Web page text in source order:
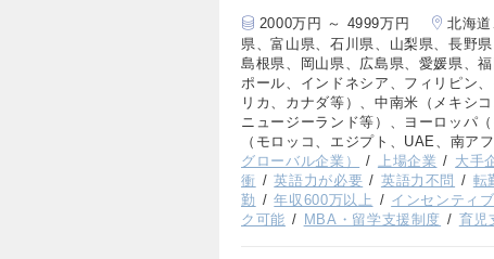
2000万円 ～ 4999万円
北海
県、富山県、石川県、山梨県、長野
島根県、岡山県、広島県、愛媛県、
ポール、インドネシア、フィリピン
リカ、カナダ等）、中南米（メキシ
ニュージーランド等）、ヨーロッパ
（モロッコ、エジプト、UAE、南ア
グローバル企業）
上場企業 大手
衝
英語力が必要 英語力不問 転
勤
年収600万以上 インセンティ
ク可能
MBA・留学支援制度 育児